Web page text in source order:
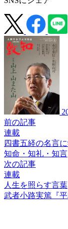
前の記事
連載
四書五経の名言
知命・知礼・知言
次の記事
連載
人生を照らす言葉
武者小路実篤『平